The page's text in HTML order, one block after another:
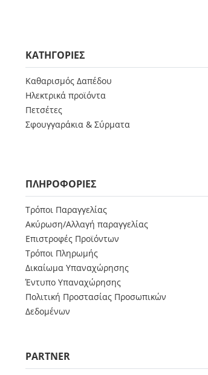
ΚΑΤΗΓΟΡΙΕΣ
Καθαρισμός Δαπέδου
Ηλεκτρικά προϊόντα
Πετσέτες
Σφουγγαράκια & Σύρματα
ΠΛΗΡΟΦΟΡΊΕΣ
Τρόποι Παραγγελίας
Ακύρωση/Αλλαγή παραγγελίας
Επιστροφές Προϊόντων
Τρόποι Πληρωμής
Δικαίωμα Υπαναχώρησης
Έντυπο Υπαναχώρησης
Πολιτική Προστασίας Προσωπικών
Δεδομένων
PARTNER